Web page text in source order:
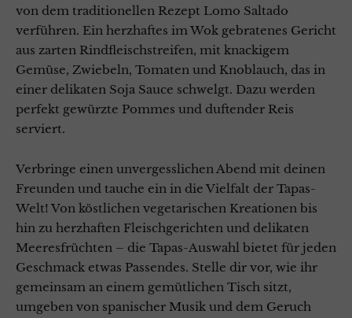
von dem traditionellen Rezept Lomo Saltado
verführen. Ein herzhaftes im Wok gebratenes Gericht
aus zarten Rindfleischstreifen, mit knackigem
Gemüse, Zwiebeln, Tomaten und Knoblauch, das in
einer delikaten Soja Sauce schwelgt. Dazu werden
perfekt gewürzte Pommes und duftender Reis
serviert.
Verbringe einen unvergesslichen Abend mit deinen
Freunden und tauche ein in die Vielfalt der Tapas-
Welt! Von köstlichen vegetarischen Kreationen bis
hin zu herzhaften Fleischgerichten und delikaten
Meeresfrüchten – die Tapas-Auswahl bietet für jeden
Geschmack etwas Passendes. Stelle dir vor, wie ihr
gemeinsam an einem gemütlichen Tisch sitzt,
umgeben von spanischer Musik und dem Geruch